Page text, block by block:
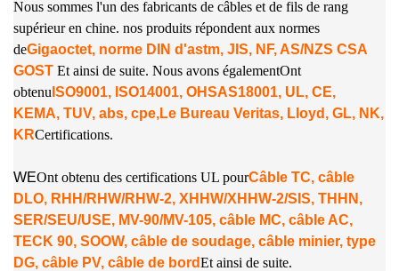
Nous sommes l'un des fabricants de câbles et de fils de rang
supérieur en chine. nos produits répondent aux normes
deGigaoctet, norme DIN d'astm, JIS, NF, AS/NZS CSA
GOST Et ainsi de suite. Nous avons égalementOnt
obtenu ISO9001, ISO14001, OHSAS18001, UL, CE,
KEMA, TUV, abs, cpe,Le Bureau Veritas, Lloyd, GL, NK,
KRCertifications.
WEOnt obtenu des certifications UL pourCâble TC, câble
DLO, RHH/RHW/RHW-2, XHHW/XHHW-2/SIS, THHN,
SER/SEU/USE, MV-90/MV-105, câble MC, câble AC,
TECK 90, SOOW, câble de soudage, câble minier, type
DG, câble PV, câble de bordEt ainsi de suite.